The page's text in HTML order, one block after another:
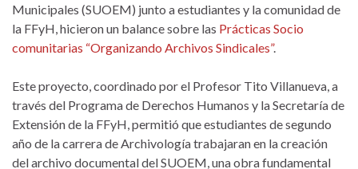
Municipales (SUOEM) junto a estudiantes y la comunidad de
la FFyH, hicieron un balance sobre las Prácticas Socio
comunitarias “Organizando Archivos Sindicales”.
Este proyecto, coordinado por el Profesor Tito Villanueva, a
través del Programa de Derechos Humanos y la Secretaría de
Extensión de la FFyH, permitió que estudiantes de segundo
año de la carrera de Archivología trabajaran en la creación
del archivo documental del SUOEM, una obra fundamental